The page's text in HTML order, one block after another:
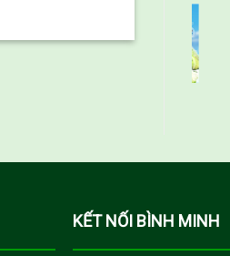
KẾT NỐI BÌNH MINH